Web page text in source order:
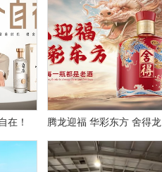
在！